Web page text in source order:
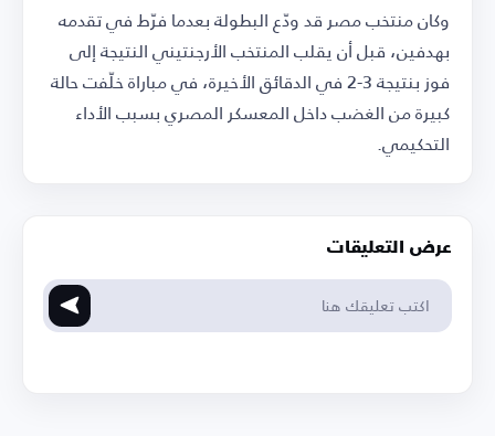
وكان منتخب مصر قد ودّع البطولة بعدما فرّط في تقدمه
بهدفين، قبل أن يقلب المنتخب الأرجنتيني النتيجة إلى
فوز بنتيجة 3-2 في الدقائق الأخيرة، في مباراة خلّفت حالة
كبيرة من الغضب داخل المعسكر المصري بسبب الأداء
التحكيمي.
عرض التعليقات